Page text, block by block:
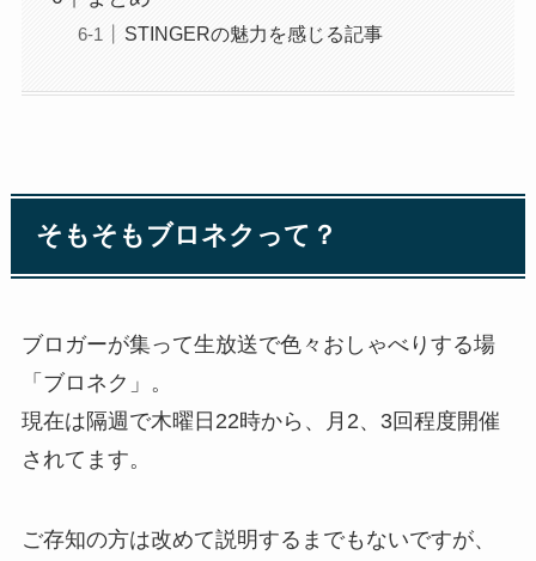
STINGERの魅力を感じる記事
そもそもブロネクって？
ブロガーが集って生放送で色々おしゃべりする場
「ブロネク」。
現在は隔週で木曜日22時から、月2、3回程度開催
されてます。
ご存知の方は改めて説明するまでもないですが、